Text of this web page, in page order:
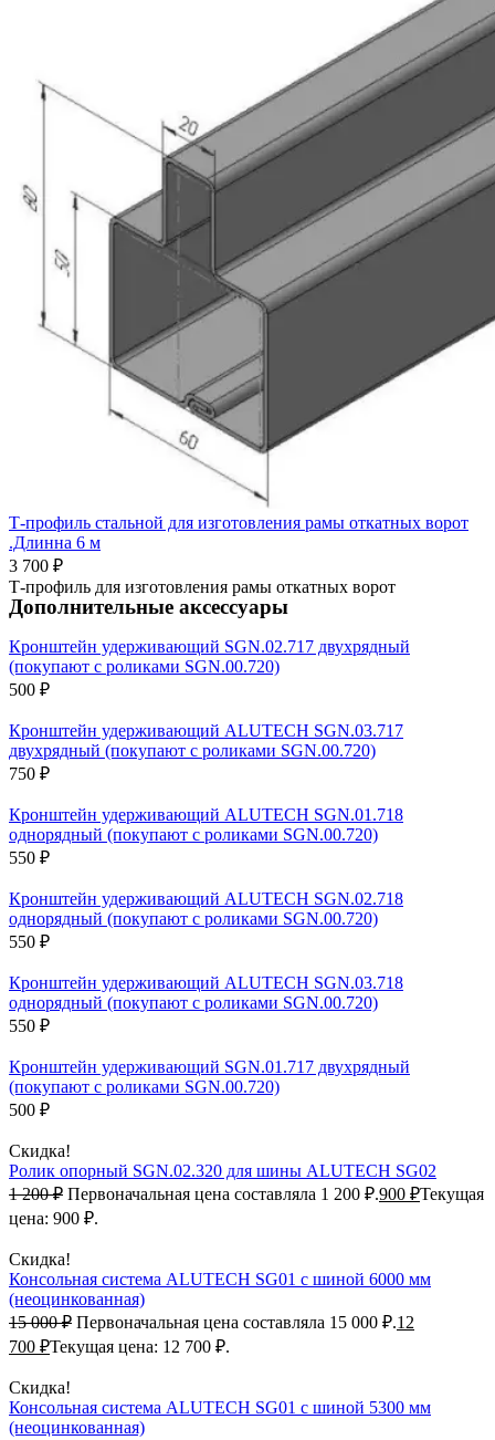
Т-профиль стальной для изготовления рамы откатных ворот
.Длинна 6 м
3 700 ₽
Т-профиль для изготовления рамы откатных ворот
Дополнительные аксессуары
Кронштейн удерживающий SGN.02.717 двухрядный
(покупают с роликами SGN.00.720)
500 ₽
Кронштейн удерживающий ALUTECH SGN.03.717
двухрядный (покупают с роликами SGN.00.720)
750 ₽
Кронштейн удерживающий ALUTECH SGN.01.718
однорядный (покупают с роликами SGN.00.720)
550 ₽
Кронштейн удерживающий ALUTECH SGN.02.718
однорядный (покупают с роликами SGN.00.720)
550 ₽
Кронштейн удерживающий ALUTECH SGN.03.718
однорядный (покупают с роликами SGN.00.720)
550 ₽
Кронштейн удерживающий SGN.01.717 двухрядный
(покупают с роликами SGN.00.720)
500 ₽
Скидка!
Ролик опорный SGN.02.320 для шины ALUTECH SG02
1 200₽ Первоначальная цена составляла 1 200 ₽.900 ₽Текущая
цена: 900 ₽.
Скидка!
Консольная система ALUTECH SG01 с шиной 6000 мм
(неоцинкованная)
15 000₽ Первоначальная цена составляла 15 000 ₽.12
700 ₽Текущая цена: 12 700 ₽.
Скидка!
Консольная система ALUTECH SG01 с шиной 5300 мм
(неоцинкованная)